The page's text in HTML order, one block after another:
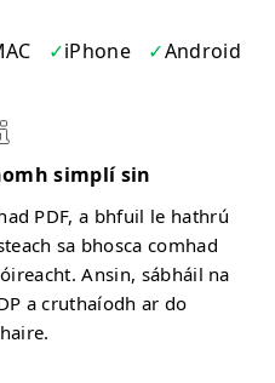
iPhone Android
simplí sin
PDF, a bhfuil le hathrú
sa bhosca comhad
Ansin, sábháil na
a cruthaíodh ar do